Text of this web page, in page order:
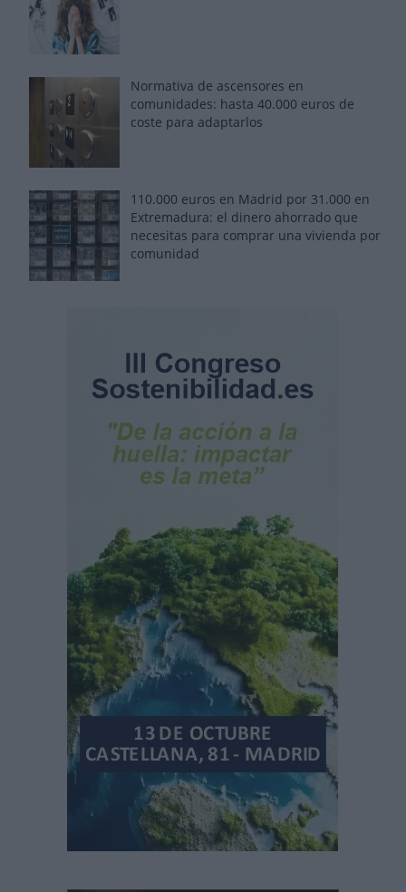
Normativa de ascensores en
comunidades: hasta 40.000 euros de
coste para adaptarlos
110.000 euros en Madrid por 31.000 en
Extremadura: el dinero ahorrado que
necesitas para comprar una vivienda por
comunidad